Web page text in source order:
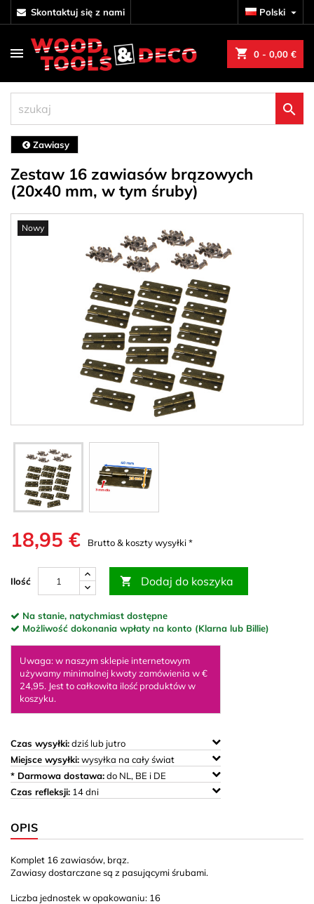
skontaktuj się z nami Polski 
shopping_cart 0 - 0,00 €

Zawiasy
Zestaw 16 zawiasów brązowych
(20x40 mm, w tym śruby)
Nowy
18,95 € Brutto & koszty wysyłki *
Ilość  Dodaj do koszyka
Na stanie, natychmiast dostępne
Możliwość dokonania wpłaty na konto (Klarna lub Billie)
Uwaga: w naszym sklepie internetowym
używamy minimalnej kwoty zamówienia w €
24,95. Jest to całkowita ilość produktów w
koszyku.
Czas wysyłki:dziś lub jutro
Miejsce wysyłki:wysyłka na cały świat
* Darmowa dostawa:do NL, BE i DE
Czas refleksji: 14 dni
OPIS
Komplet 16 zawiasów, brąz.
Zawiasy dostarczane są z pasującymi śrubami.
Liczba jednostek w opakowaniu: 16